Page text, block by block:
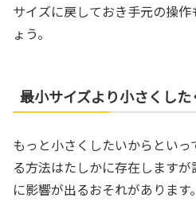
サイズに戻しておき手元の操
ょう。
最小サイズより小さくし
もっと小さくしたいからとい
る方法はたしかに存在します
に影響が出るおそれがあります。